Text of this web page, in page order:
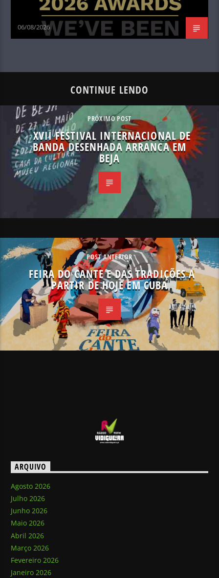
06/08/2026
CONTINUE LENDO
PRÓXIMO POST
XVII FESTIVAL INTERNACIONAL DE
BANDA DESENHADA ARRANCA EM
BEJA
POST ANTERIOR
FEIRA DO CANTE E DAS TRADIÇÕES A
PARTIR DE HOJE EM CUBA
ARQUIVO
Agosto 2026
Julho 2026
Junho 2026
Maio 2026
Abril 2026
Março 2026
Fevereiro 2026
Janeiro 2026